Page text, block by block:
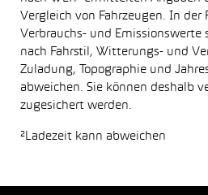
Vergleich von Fahrzeugen. In der
Verbrauchs- und Emissionswerte
nach Fahrstil, Witterungs- und
Zuladung, Topographie und
abweichen. Sie können deshalb
zugesichert werden.
²Ladezeit kann abweichen